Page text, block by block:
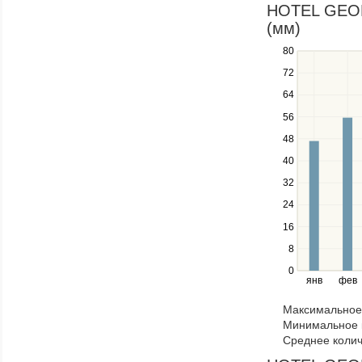
in
a
series.
HOTEL
(мм)
янв фев
0
8
16
24
32
40
48
56
64
72
80
Use
the
and
down
to
navigate
series.
Use
the
and
right
navigate
through
items
in
Минимальное
Среднее